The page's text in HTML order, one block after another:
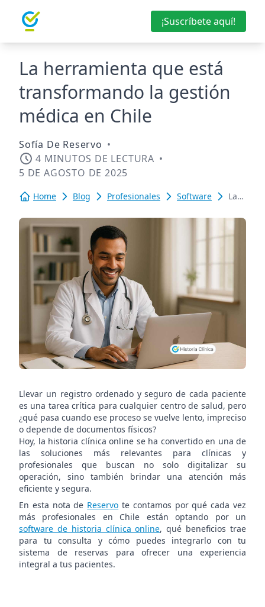
¡Suscríbete aquí!
La herramienta que está
transformando la gestión
médica en Chile
Sofía De Reservo •
4 MINUTOS DE LECTURA •
5 DE AGOSTO DE 2025
Home Blog Profesionales Software
La
que
está
en
Chile
Llevar un registro ordenado y seguro de cada paciente
es una tarea crítica para cualquier centro de salud, pero
¿qué pasa cuando ese proceso se vuelve lento, impreciso
o depende de documentos físicos?
Hoy, la historia clínica online se ha convertido en una de
las soluciones más relevantes para clínicas y
profesionales que buscan no solo digitalizar su
operación, sino también brindar una atención más
eficiente y segura.
En esta nota de Reservo te contamos por qué cada vez
más profesionales en Chile están optando por un
software de historia clínica online, qué beneficios trae
para tu consulta y cómo puedes integrarlo con tu
sistema de reservas para ofrecer una experiencia
integral a tus pacientes.